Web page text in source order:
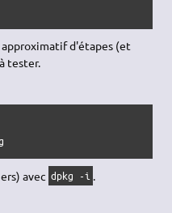
d'étapes (et
tester.
avec dpkg -i